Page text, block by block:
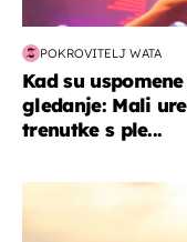
POKROVITELJ WATA
Kad su
gledanje: Mali
trenutke s ple...